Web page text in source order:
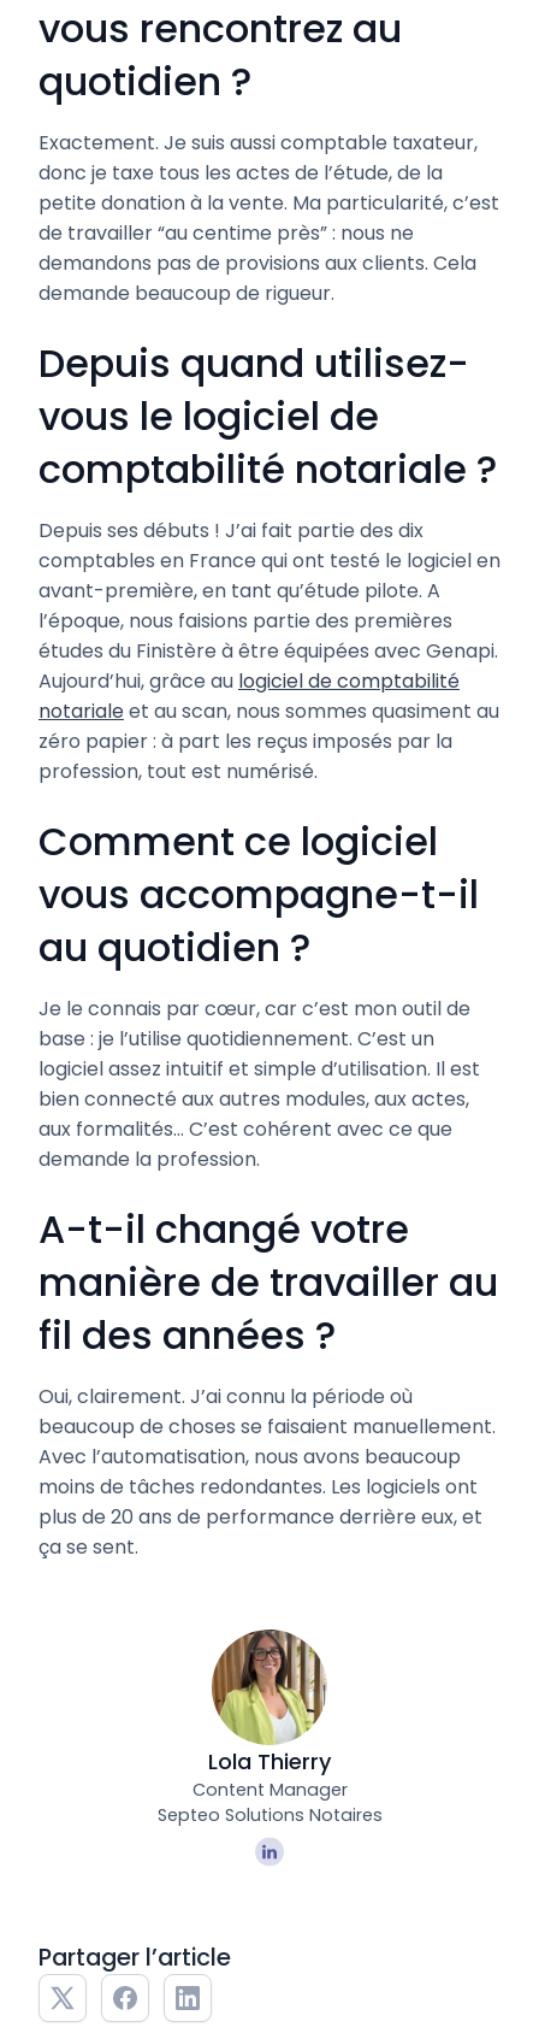
Partager l’article
vous rencontrez au
quotidien ?
Exactement. Je suis aussi comptable taxateur,
donc je taxe tous les actes de l’étude, de la
petite donation à la vente. Ma particularité, c’est
de travailler “au centime près” : nous ne
demandons pas de provisions aux clients. Cela
demande beaucoup de rigueur.
Depuis quand utilisez-
vous le logiciel de
comptabilité notariale ?
Depuis ses débuts ! J’ai fait partie des dix
comptables en France qui ont testé le logiciel en
avant-première, en tant qu’étude pilote. A
l’époque, nous faisions partie des premières
études du Finistère à être équipées avec Genapi.
Aujourd’hui, grâce au logiciel de comptabilité
notarialeet au scan, nous sommes quasiment au
zéro papier : à part les reçus imposés par la
profession, tout est numérisé.
Comment ce logiciel
vous accompagne-t-il
au quotidien ?
Je le connais par cœur, car c’est mon outil de
base : je l’utilise quotidiennement. C’est un
logiciel assez intuitif et simple d’utilisation. Il est
bien connecté aux autres modules, aux actes,
aux formalités… C’est cohérent avec ce que
demande la profession.
A-t-il changé votre
manière de travailler au
fil des années ?
Oui, clairement. J’ai connu la période où
beaucoup de choses se faisaient manuellement.
Avec l’automatisation, nous avons beaucoup
moins de tâches redondantes. Les logiciels ont
plus de 20 ans de performance derrière eux, et
ça se sent.
Lola Thierry
Content Manager
Septeo Solutions Notaires